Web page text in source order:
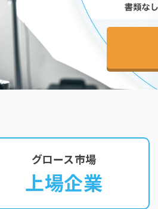
グロース市場
上場企業